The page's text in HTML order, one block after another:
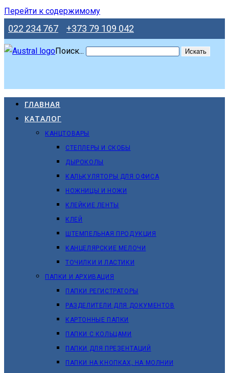
Перейти к содержимому
022 234 767 +373 79 109 042
Поиск... Искать
ГЛАВНАЯ
КАТАЛОГ
КАНЦТОВАРЫ
СТЕПЛЕРЫ И СКОБЫ
ДЫРОКОЛЫ
КАЛЬКУЛЯТОРЫ ДЛЯ ОФИСА
НОЖНИЦЫ И НОЖИ
КЛЕЙКИЕ ЛЕНТЫ
КЛЕЙ
ШТЕМПЕЛЬНАЯ ПРОДУКЦИЯ
КАНЦЕЛЯРСКИЕ МЕЛОЧИ
ТОЧИЛКИ И ЛАСТИКИ
ПАПКИ И АРХИВАЦИЯ
ПАПКИ РЕГИСТРАТОРЫ
РАЗДЕЛИТЕЛИ ДЛЯ ДОКУМЕНТОВ
КАРТОННЫЕ ПАПКИ
ПАПКИ С КОЛЬЦАМИ
ПАПКИ ДЛЯ ПРЕЗЕНТАЦИЙ
ПАПКИ НА КНОПКАХ, НА МОЛНИИ